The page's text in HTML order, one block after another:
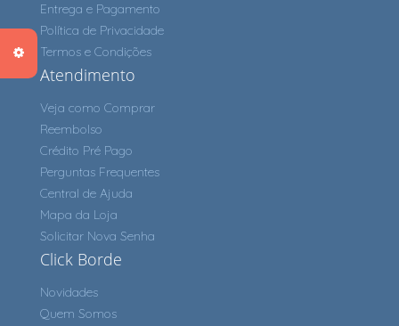
Entrega e Pagamento
Política de Privacidade
Termos e Condições
Atendimento
Veja como Comprar
Reembolso
Crédito Pré Pago
Perguntas Frequentes
Central de Ajuda
Mapa da Loja
Solicitar Nova Senha
Click Borde
Novidades
Quem Somos